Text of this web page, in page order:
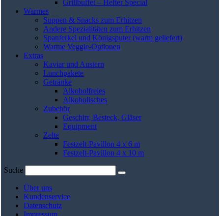
Grillbuffet – Hefter Special
Warmes
Suppen & Snacks zum Erhitzen
Andere Spezialitäten zum Erhitzen
Spanferkel und Königsputer (warm geliefert)
Warme Veggie-Optionen
Extras
Kaviar und Austern
Lunchpakete
Getränke
Alkoholfreies
Alkoholisches
Zubehör
Geschirr, Besteck, Gläser
Equipment
Zelte
Festzelt-Pavillon 4 x 6 m
Festzelt-Pavillon 4 x 10 m
Suche
Über uns
Kundenservice
Datenschutz
Impressum